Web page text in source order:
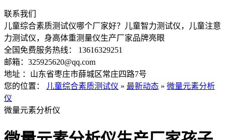
联系我们
儿童综合素质测试仪哪个厂家好？儿童智力测试仪，儿童注意
力测试仪，身高体重测量仪生产厂家品牌亮眼
全国免费服务热线： 13616329251
邮箱：325925620@qq.com
地址 ：山东省枣庄市薛城区常庄四路7号
您的位置：
儿童综合素质测试仪 » 最新动态 » 微量元素分析
仪
微量元素分析仪